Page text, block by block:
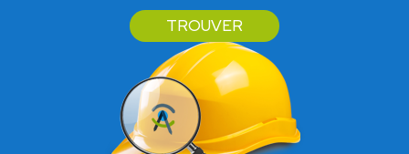
TROUVER